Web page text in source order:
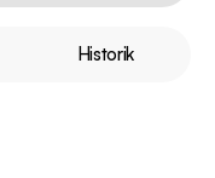
Historik